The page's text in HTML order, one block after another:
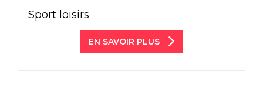
Sport loisirs
EN SAVOIR PLUS